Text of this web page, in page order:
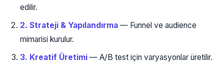
edilir.
2. Strateji & Yapılandırma — Funnel ve audience
mimarisi kurulur.
3. Kreatif Üretimi — A/B test için varyasyonlar üretilir.